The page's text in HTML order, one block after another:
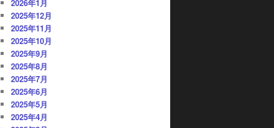
2026年1月
2025年12月
2025年11月
2025年10月
2025年9月
2025年8月
2025年7月
2025年6月
2025年5月
2025年4月